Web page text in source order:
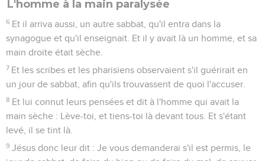
L'homme à la main paralysée
6 Et il arriva aussi, un autre sabbat, qu'il entra dans la
synagogue et qu'il enseignait. Et il y avait là un homme, et sa
main droite était sèche.
7 Et les scribes et les pharisiens observaient s'il guérirait en
un jour de sabbat, afin qu'ils trouvassent de quoi l'accuser.
8 Et lui connut leurs pensées et dit à l'homme qui avait la
main sèche : Lève-toi, et tiens-toi là devant tous. Et s'étant
levé, il se tint là.
9 Jésus donc leur dit : Je vous demanderai s'il est permis, le